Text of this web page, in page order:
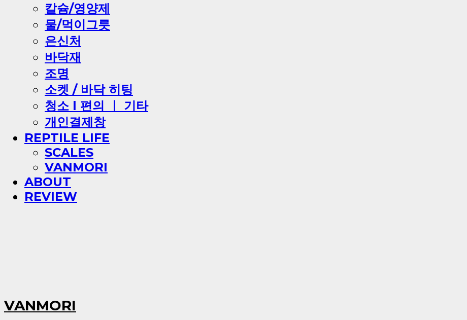
칼슘/영양제
물/먹이그릇
은신처
바닥재
조명
소켓 / 바닥 히팅
청소 l 편의 ㅣ 기타
개인결제창
REPTILE LIFE
SCALES
VANMORI
ABOUT
REVIEW
VANMORI